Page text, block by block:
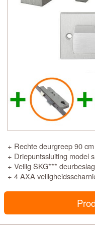
+ Rechte deurgreep 90
+ Driepuntssluiting model
+ Veilig SKG***
+ 4 AXA